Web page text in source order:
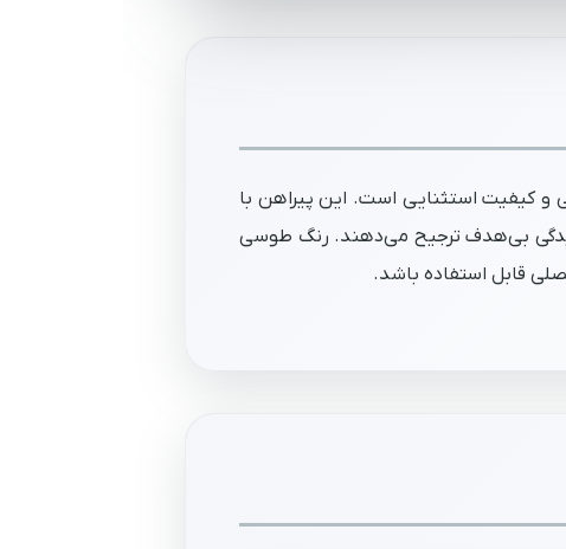
و کیفیت استثنایی است. این پیراهن با
بی‌هدف ترجیح می‌دهند. رنگ طوسی
قابل استفاده باشد.